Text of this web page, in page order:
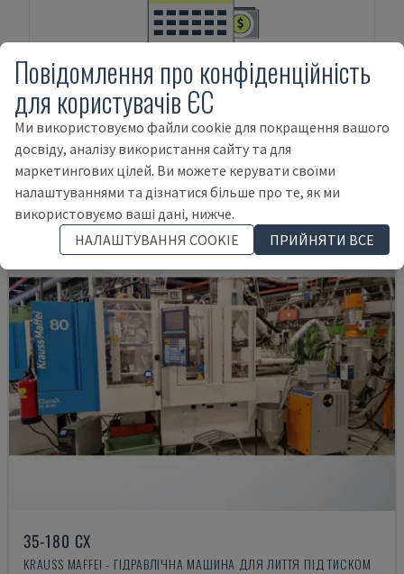
ФІНАНСУВАННЯ АКТИВІВ
ПродуктиHAITIAN MA 2500 III
35-180 CX
KRAUSS MAFFEI - ГІДРАВЛІЧНА МАШИНА ДЛЯ ЛИТТЯ ПІД ТИСКОМ
Повідомлення про конфіденційність
для користувачів ЄС
Ми використовуємо файли cookie для покращення вашого
досвіду, аналізу використання сайту та для
маркетингових цілей. Ви можете керувати своїми
налаштуваннями та дізнатися більше про те, як ми
використовуємо ваші дані, нижче.
НАЛАШТУВАННЯ COOKIE
ПРИЙНЯТИ ВСЕ